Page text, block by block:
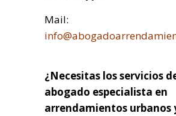
Mail:
¿Necesitas los servicios
abogado especialista en
arrendamientos urbanos